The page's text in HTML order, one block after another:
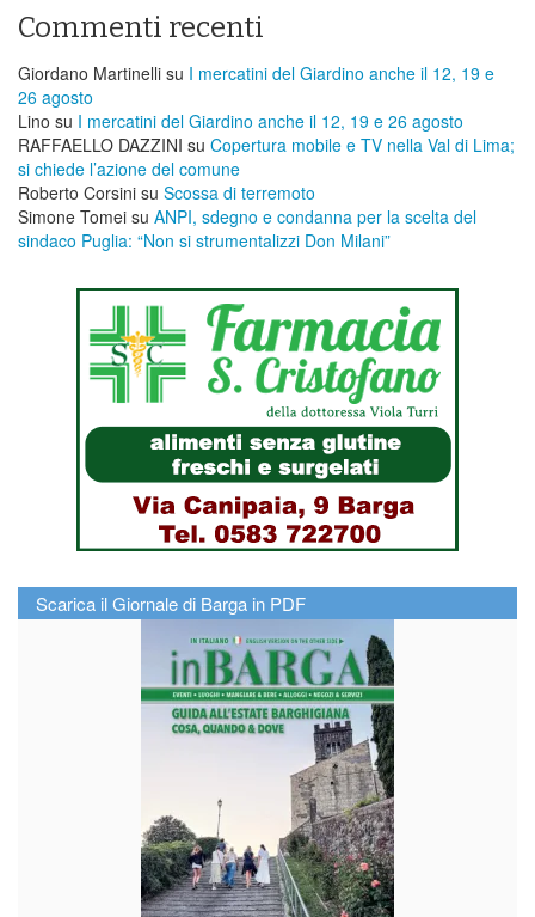
Commenti recenti
Giordano Martinelli su I mercatini del Giardino anche il 12, 19 e
26 agosto
Lino su I mercatini del Giardino anche il 12, 19 e 26 agosto
RAFFAELLO DAZZINI su ​Copertura mobile e TV nella Val di Lima;
si chiede l’azione del comune
Roberto Corsini su Scossa di terremoto
Simone Tomei su ANPI, sdegno e condanna per la scelta del
sindaco Puglia: “Non si strumentalizzi Don Milani”
Scarica il Giornale di Barga in PDF